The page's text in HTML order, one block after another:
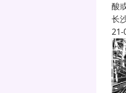
酸
长
21-